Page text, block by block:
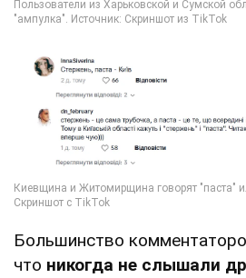
Большинство
что никогда не слышали